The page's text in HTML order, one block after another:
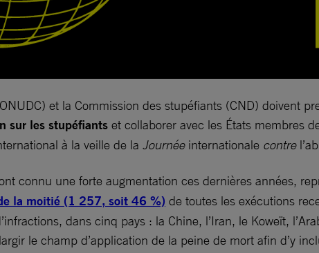
et la Commission des stupéfiants (CND) doivent
sur les stupéfiants et collaborer avec les États membres
à la veille de la Journéeinternationale contre
connu une forte augmentation ces dernières années,
la moitié (1 257, soit 46 %) de toutes les exécutions
dans cinq pays : la Chine, l’Iran, le Koweït,
le champ d’application de la peine de mort afin d’y